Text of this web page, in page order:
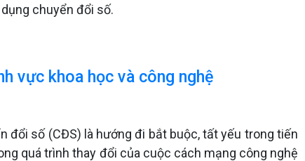
chuyển đổi số.
vực khoa học và công nghệ
đổi số (CĐS) là hướng đi bắt buộc, tất yếu trong tiến
quá trình thay đổi của cuộc cách mạng công nghệ